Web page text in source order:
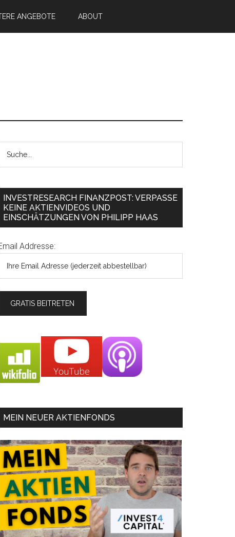
ANGEBOTE ABOUT
INVESTRESEARCH FINANZPOST: VERPASSE
KEINE AKTIENVIDEOS UND
EINSCHÄTZUNGEN VON PHILIPP HAAS
Addresse:
MEIN NEUER AKTIENFONDS